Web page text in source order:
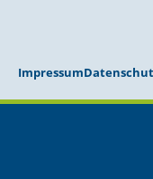
Impressum